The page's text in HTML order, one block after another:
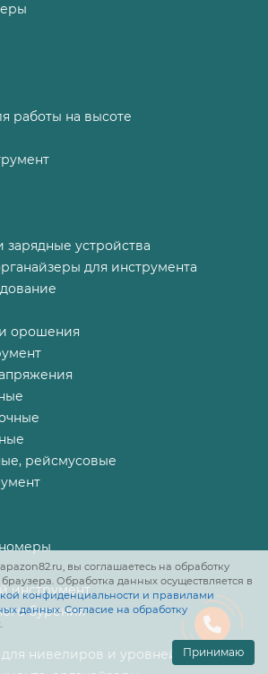
вы соглашаетесь на обработку
Обработка данных осуществляется в
конфиденциальности и правилами
данных.Согласие на обработку
.
Принимаю
работы на высоте
зарядные устройства
для инструмента
орошения
рейсмусовые
инструмент
бурения
нивелиров и уровней